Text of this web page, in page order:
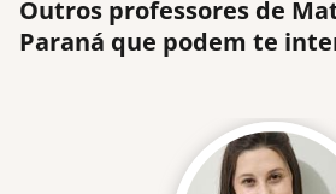
Outros professores de
Paraná que podem te